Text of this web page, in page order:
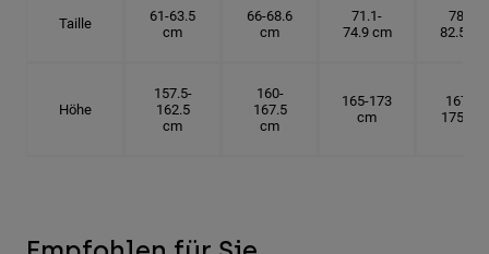
Taille
61-63.5
cm
66-68.6
cm
71.1-
74.9 cm
78.7-
82.5 cm
Höhe
157.5-
162.5
cm
160-
167.5
cm
165-173
cm
167.5-
175 cm